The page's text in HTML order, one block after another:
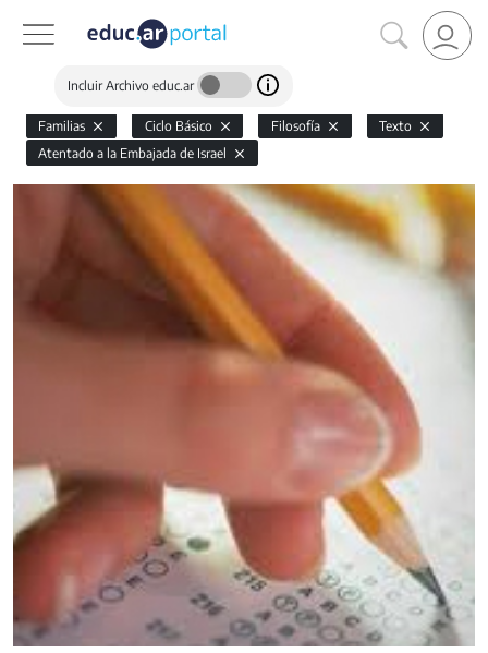
Incluir Archivo educ.ar
Familias Ciclo Básico Filosofía
Texto
Atentado a la Embajada de Israel